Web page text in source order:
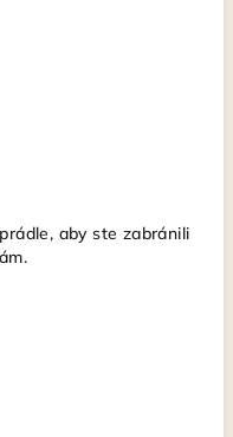
aby ste zabránili